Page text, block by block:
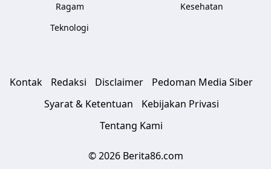
Ragam
Teknologi
Kesehatan
Kontak Redaksi Disclaimer
Pedoman Media Siber
Syarat & Ketentuan
Kebijakan Privasi
Tentang Kami
© 2026 Berita86.com